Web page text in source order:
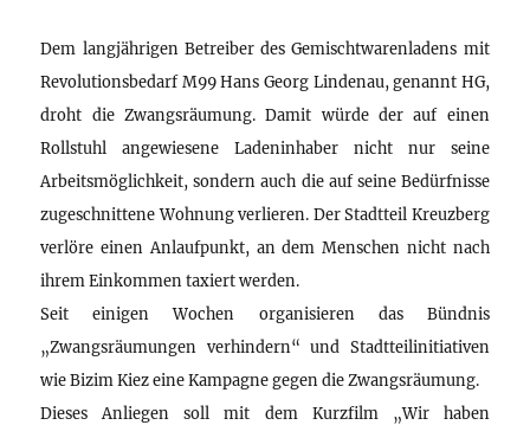
Dem langjährigen Betreiber des Gemischtwarenladens mit
Revolutionsbedarf M99 Hans Georg Lindenau, genannt HG,
droht die Zwangsräumung. Damit würde der auf einen
Rollstuhl angewiesene Ladeninhaber nicht nur seine
Arbeitsmöglichkeit, sondern auch die auf seine Bedürfnisse
zugeschnittene Wohnung verlieren. Der Stadtteil Kreuzberg
verlöre einen Anlaufpunkt, an dem Menschen nicht nach
ihrem Einkommen taxiert werden.
Seit einigen Wochen organisieren das Bündnis
„Zwangsräumungen verhindern“ und Stadtteilinitiativen
wie Bizim Kiez eine Kampagne gegen die Zwangsräumung.
Dieses Anliegen soll mit dem Kurzfilm „Wir haben